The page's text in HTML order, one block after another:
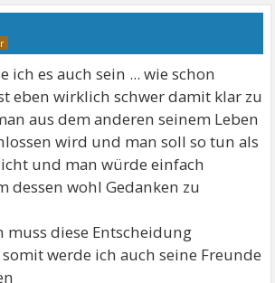
ich es auch sein ... wie schon
eben wirklich schwer damit klar zu
aus dem anderen seinem Leben
wird und man soll so tun als
und man würde einfach
dessen wohl Gedanken zu
muss diese Entscheidung
werde ich auch seine Freunde